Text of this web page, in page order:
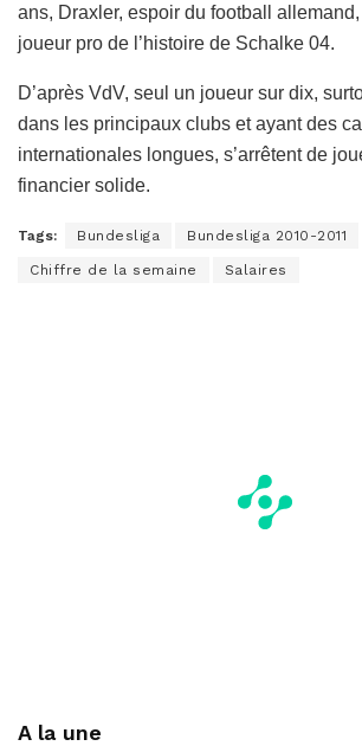
ans, Draxler, espoir du football
joueur pro de l’histoire de Schalke 04.
D’après VdV, seul un joueur sur dix,
dans les principaux clubs et ayant des
internationales longues, s’arrêtent de
financier solide.
Tags: Bundesliga Bundesliga 2010-2011
Chiffre de la semaine Salaires
A la une